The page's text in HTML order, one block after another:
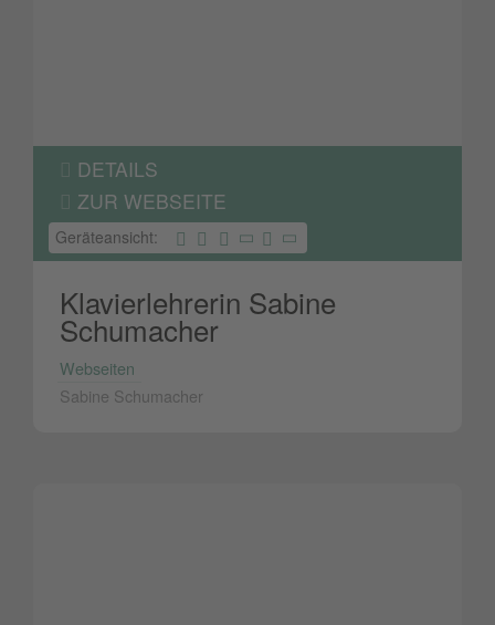
DETAILS
ZUR WEBSEITE
Geräteansicht:
Klavierlehrerin Sabine
Schumacher
Webseiten
Sabine Schumacher